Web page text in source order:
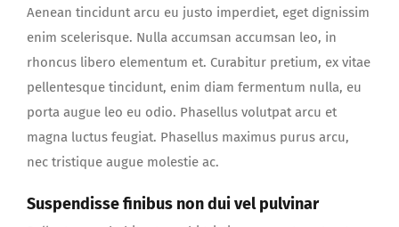
Aenean tincidunt arcu eu justo imperdiet, eget dignissim
enim scelerisque. Nulla accumsan accumsan leo, in
rhoncus libero elementum et. Curabitur pretium, ex vitae
pellentesque tincidunt, enim diam fermentum nulla, eu
porta augue leo eu odio. Phasellus volutpat arcu et
magna luctus feugiat. Phasellus maximus purus arcu,
nec tristique augue molestie ac.
Suspendisse finibus non dui vel pulvinar